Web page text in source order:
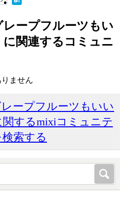
レープフルーツもい
関連するコミュニ
ません
レープフルーツもいい
するmixiコミュニテ
検索する